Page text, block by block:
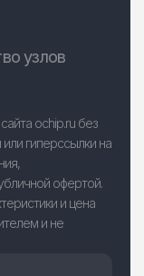
узлов
ochip.ru без
гиперссылки на
офертой.
и цена
и не